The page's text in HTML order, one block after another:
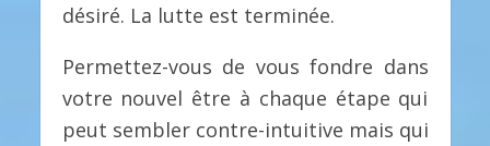
désiré. La lutte est terminée.
Permettez-vous de vous fondre dans
votre nouvel être à chaque étape qui
peut sembler contre-intuitive mais qui